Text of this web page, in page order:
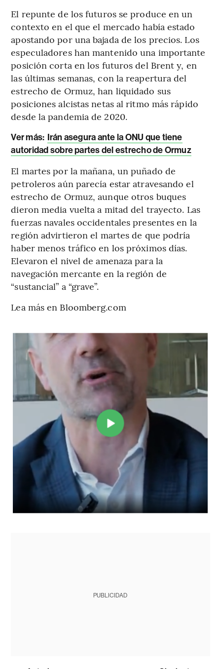
El repunte de los futuros se produce en un
contexto en el que el mercado había estado
apostando por una bajada de los precios. Los
especuladores han mantenido una importante
posición corta en los futuros del Brent y, en
las últimas semanas, con la reapertura del
estrecho de Ormuz, han liquidado sus
posiciones alcistas netas al ritmo más rápido
desde la pandemia de 2020.
Ver más: Irán asegura ante la ONU que tiene
autoridad sobre partes del estrecho de Ormuz
El martes por la mañana, un puñado de
petroleros aún parecía estar atravesando el
estrecho de Ormuz, aunque otros buques
dieron media vuelta a mitad del trayecto. Las
fuerzas navales occidentales presentes en la
región advirtieron el martes de que podría
haber menos tráfico en los próximos días.
Elevaron el nivel de amenaza para la
navegación mercante en la región de
“sustancial” a “grave”.
Lea más en Bloomberg.com
PUBLICIDAD